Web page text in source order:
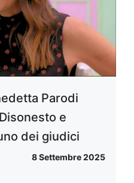
Parodi
e
dei giudici
8 Settembre 2025